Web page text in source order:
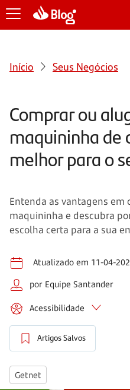
Início Seus Negócios
Comprar ou
maquininha de
melhor para o
Entenda as vantagens
maquininha e descubra
escolha certa para a sua
Atualizado em 11-04-
por Equipe Santander
Acessibilidade
Artigos Salvos
Getnet